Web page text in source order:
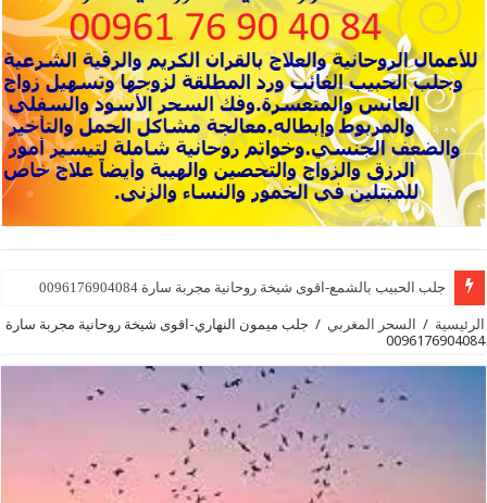
جلب الحبيب بالشمع-اقوى شيخة روحانية مجربة سارة 0096176904084
الرئيسية / السحر المغربي / جلب ميمون النهاري-اقوى شيخة روحانية مجربة سارة
0096176904084